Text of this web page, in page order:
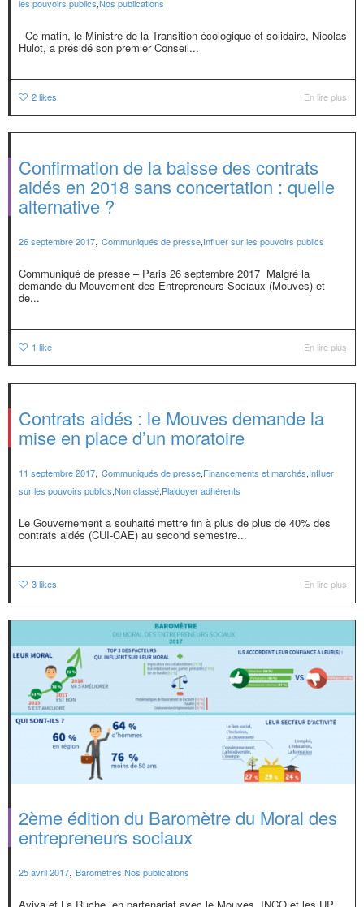
les pouvoirs publics,Nos publications
Ce matin, le Ministre de la Transition écologique et solidaire, Nicolas
Hulot, a présidé son premier Conseil...
2likes En lire plus
Confirmation de la baisse des contrats
aidés en 2018 sans concertation : quelle
alternative ?
26 septembre 2017, Communiqués de presse,Influer sur les pouvoirs publics
Communiqué de presse – Paris 26 septembre 2017 Malgré la
demande du Mouvement des Entrepreneurs Sociaux (Mouves) et
de...
1 like En lire plus
Contrats aidés : le Mouves demande la
mise en place d’un moratoire
11 septembre 2017, Communiqués de presse,Financements et marchés,Influer
sur les pouvoirs publics,Non classé,Plaidoyer adhérents
Le Gouvernement a souhaité mettre fin à plus de plus de 40% des
contrats aidés (CUI-CAE) au second semestre...
3likes En lire plus
2ème édition du Baromètre du Moral des
entrepreneurs sociaux
25 avril 2017, Baromètres,Nos publications